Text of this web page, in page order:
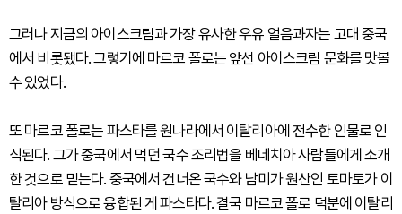
그러나 지금의 아이스크림과 가장 유사한 우유 얼음과자는 고대 중국
에서 비롯됐다. 그렇기에 마르코 폴로는 앞선 아이스크림 문화를 맛볼
수 있었다.
또 마르코 폴로는 파스타를 원나라에서 이탈리아에 전수한 인물로 인
식된다. 그가 중국에서 먹던 국수 조리법을 베네치아 사람들에게 소개
한 것으로 믿는다. 중국에서 건너온 국수와 남미가 원산인 토마토가 이
탈리아 방식으로 융합된 게 파스타다. 결국 마르코 폴로 덕분에 이탈리